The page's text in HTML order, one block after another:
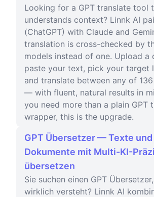
Looking for a GPT translate tool
understands context? Linnk AI
(ChatGPT) with Claude and
translation is cross-checked by
models instead of one. Upload a
paste your text, pick your target
and translate between any of
— with fluent, natural results in
you need more than a plain GPT
wrapper, this is the upgrade.
GPT Übersetzer — Texte und
Dokumente mit Multi-KI-
übersetzen
Sie suchen einen GPT
wirklich versteht? Linnk AI